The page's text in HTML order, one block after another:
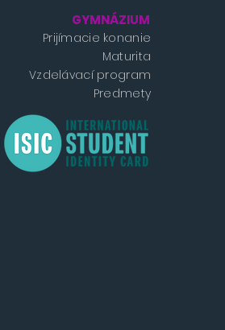
GYMNÁZIUM
Prijímacie konanie
Maturita
Vzdelávací program
Predmety